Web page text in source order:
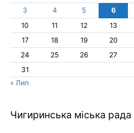
3
4 5 6
10
11 12 13
17
18 19 20
24
25 26 27
31
« Лип
Чигиринська міська рада